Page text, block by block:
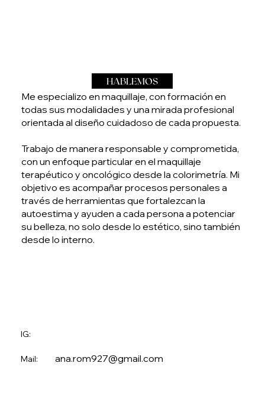
HABLEMOS
Me especializo en maquillaje, con formación en
todas sus modalidades y una mirada profesional
orientada al diseño cuidadoso de cada propuesta.
Trabajo de manera responsable y comprometida,
con un enfoque particular en el maquillaje
terapéutico y oncológico desde la colorimetría. Mi
objetivo es acompañar procesos personales a
través de herramientas que fortalezcan la
autoestima y ayuden a cada persona a potenciar
su belleza, no solo desde lo estético, sino también
desde lo interno.
IG:
Mail: ana.rom927@gmail.com